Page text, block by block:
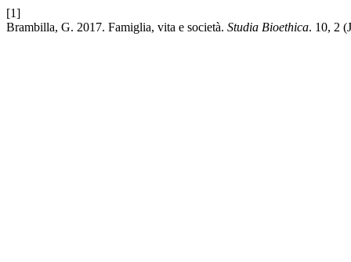
[1]
Brambilla, G. 2017. Famiglia, vita e società. Studia Bioethica. 10, 2